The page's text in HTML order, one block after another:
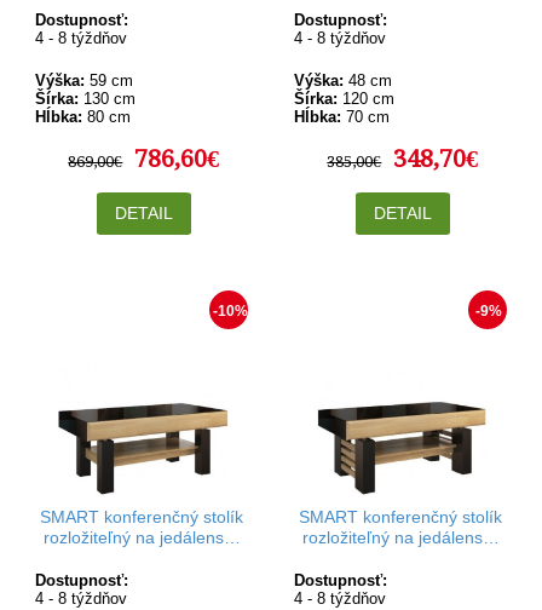
pneumatickým dvíhaním
Dostupnosť:
4 - 8 týždňov
Výška: 59 cm
Šírka: 130 cm
Hĺbka: 80 cm
869,00€ 786,60€
DETAIL
Dostupnosť:
4 - 8 týždňov
Výška: 48 cm
Šírka: 120 cm
Hĺbka: 70 cm
385,00€ 348,70€
DETAIL
-10%
SMART konferenčný stolík
rozložiteľný na jedálenský
x70 cm
Dostupnosť:
4 - 8 týždňov
-9%
SMART konferenčný stolík
rozložiteľný na jedálenský
x70 cm
Dostupnosť:
4 - 8 týždňov